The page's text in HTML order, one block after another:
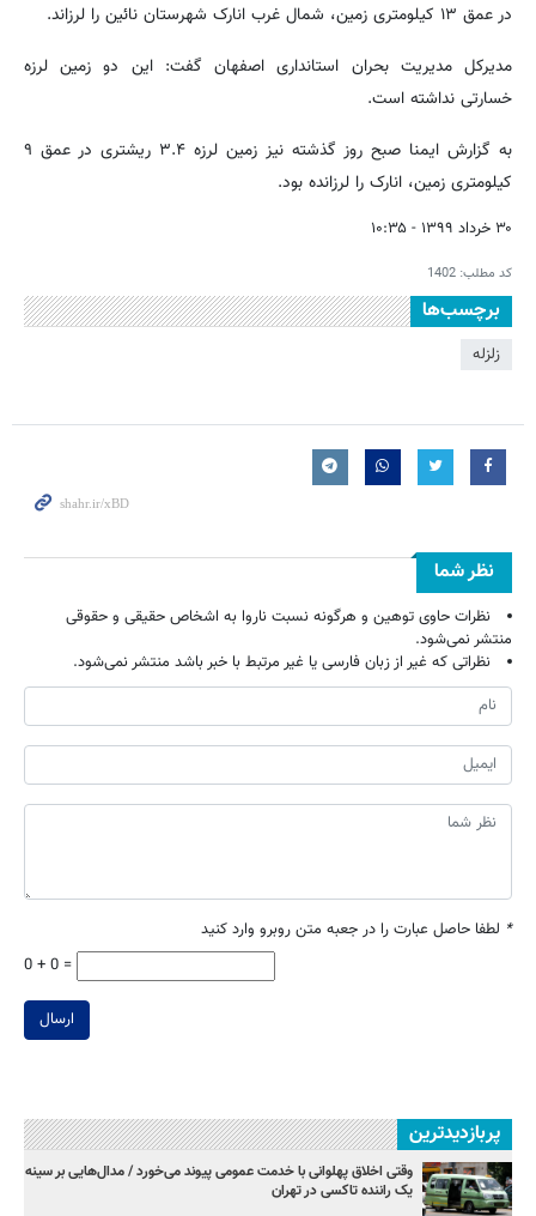
در عمق ۱۳ کیلومتری زمین، شمال غرب انارک شهرستان نائین را لرزاند.
مدیرکل مدیریت بحران استانداری اصفهان گفت: این دو زمین لرزه
خسارتی نداشته است.
به گزارش ایمنا صبح روز گذشته نیز زمین لرزه ۳.۴ ریشتری در عمق ۹
کیلومتری زمین، انارک را لرزانده بود.
۳۰ خرداد ۱۳۹۹ - ۱۰:۳۵
کد مطلب: 1402
برچسب‌ها
زلزله
نظر شما
نظرات حاوی توهین و هرگونه نسبت ناروا به اشخاص حقیقی و حقوقی
منتشر نمی‌شود.
نظراتی که غیر از زبان فارسی یا غیر مرتبط با خبر باشد منتشر نمی‌شود.
* لطفا حاصل عبارت را در جعبه متن روبرو وارد کنید
0 + 0 =
ارسال
پربازدیدترین
وقتی اخلاق پهلوانی با خدمت عمومی پیوند می‌خورد / مدال‌هایی بر سینه
یک راننده تاکسی در تهران